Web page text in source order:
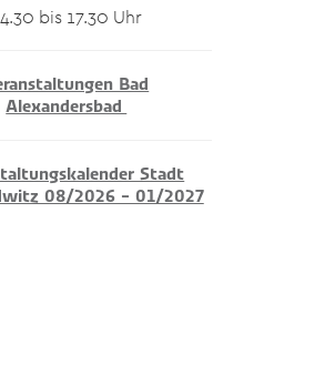
bis 17.30 Uhr
Bad
Alexandersbad
Stadt
08/2026 – 01/2027